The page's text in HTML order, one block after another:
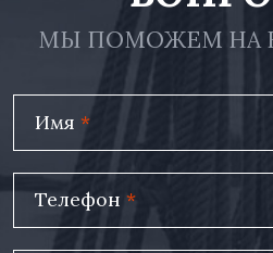
МЫ ПОМОЖЕМ НА
Имя *
Телефон *